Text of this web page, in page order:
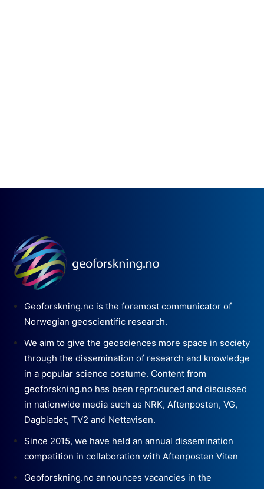
Geoforskning.no is the foremost communicator of
Norwegian geoscientific research.
We aim to give the geosciences more space in society
through the dissemination of research and knowledge
in a popular science costume. Content from
geoforskning.no has been reproduced and discussed
in nationwide media such as NRK, Aftenposten, VG,
Dagbladet, TV2 and Nettavisen.
Since 2015, we have held an annual dissemination
competition in collaboration with Aftenposten Viten
Geoforskning.no announces vacancies in the